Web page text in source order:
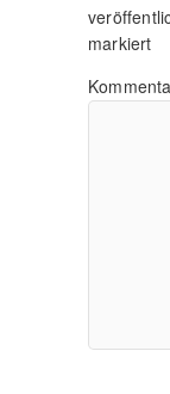
markiert